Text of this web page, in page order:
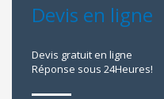
Devis en ligne
Devis gratuit en ligne
Réponse sous 24Heures!